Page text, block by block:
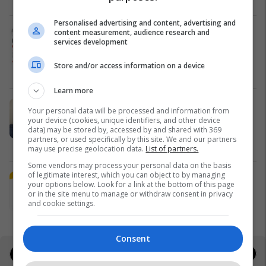
Alba Health bashkon profesionistët
e kujdesit në një rrjet të përbashkët
Alba Health
Nga UBT në skenën botërore të
robotikës: Kosova drejt Koresë së
Jugut
UBT
Plan B Creative rrit ndikimin e
biznesit tuaj online
Jobs Real Estate
Personalised advertising and content, advertising and
content measurement, audience research and
services development
Store and/or access information on a device
Learn more
Your personal data will be processed and information from
your device (cookies, unique identifiers, and other device
data) may be stored by, accessed by and shared with 369
partners, or used specifically by this site. We and our partners
may use precise geolocation data. List of partners.
Some vendors may process your personal data on the basis
of legitimate interest, which you can object to by managing
your options below. Look for a link at the bottom of this page
or in the site menu to manage or withdraw consent in privacy
and cookie settings.
Consent